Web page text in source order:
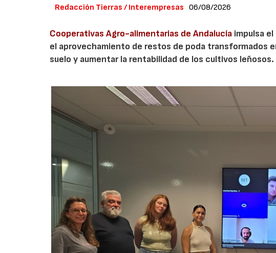
Redacción Tierras / Interempresas 06/08/2026
Cooperativas Agro-alimentarias de Andalucía impulsa
el aprovechamiento de restos de poda transformados
suelo y aumentar la rentabilidad de los cultivos leñosos.